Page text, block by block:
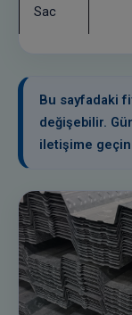
Sac
Bu sayfadaki
değişebilir.
iletişime